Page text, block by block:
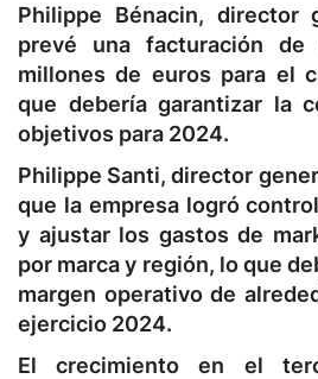
Philippe Bénacin, director
prevé una facturación
millones de euros para el
que debería garantizar la
objetivos para 2024.
Philippe Santi, director
que la empresa logró
y ajustar los gastos de
por marca y región, lo que
margen operativo de
ejercicio 2024.
El crecimiento en el